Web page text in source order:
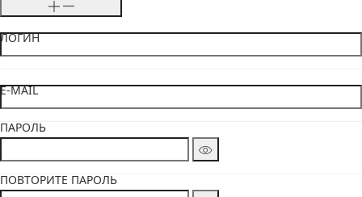
ЛОГИН
E-MAIL
ПАРОЛЬ
ПОВТОРИТЕ ПАРОЛЬ